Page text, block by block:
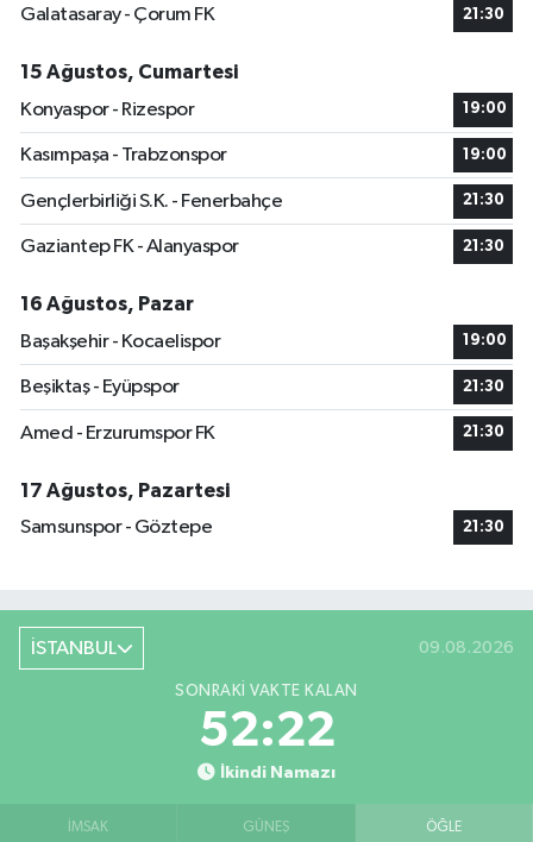
Galatasaray - Çorum FK
21:30
15 Ağustos, Cumartesi
Konyaspor - Rizespor
19:00
Kasımpaşa - Trabzonspor 19:00
Gençlerbirliği S.K. - Fenerbahçe 21:30
Gaziantep FK - Alanyaspor 21:30
16 Ağustos, Pazar
Başakşehir - Kocaelispor
19:00
Beşiktaş - Eyüpspor 21:30
Amed - Erzurumspor FK 21:30
17 Ağustos, Pazartesi
Samsunspor - Göztepe
21:30
İSTANBUL 09.08.2026
SONRAKI VAKTE KALAN
52:22
İkindi Namazı
İMSAK GÜNEŞ ÖĞLE